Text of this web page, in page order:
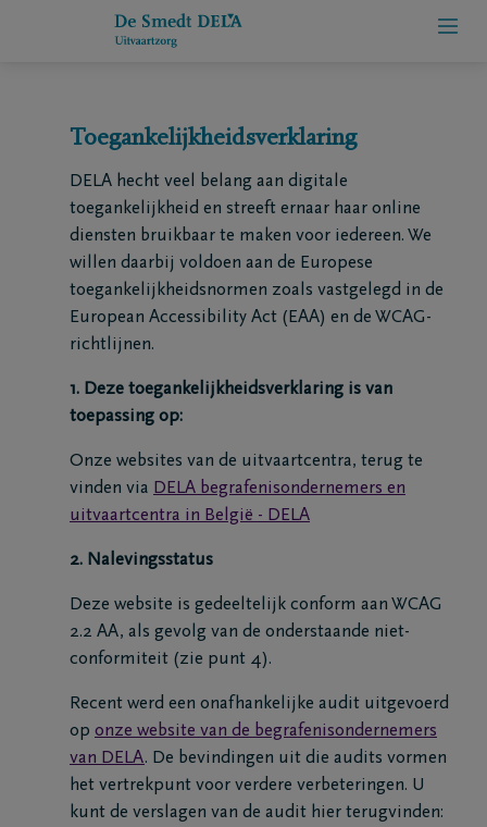
Overslaan en naar inhoud gaan
Home
We
zijn
we
Contact
Overlijdensberichten
Meld een
overlijden
24u/24
+32
231
45
90
Toegankelijkheidsverklaring
DELA hecht veel belang aan digitale
toegankelijkheid en streeft ernaar haar online
diensten bruikbaar te maken voor iedereen. We
willen daarbij voldoen aan de Europese
toegankelijkheidsnormen zoals vastgelegd in de
European Accessibility Act (EAA) en de WCAG-
richtlijnen.
1. Deze toegankelijkheidsverklaring is van
toepassing op:
Onze websites van de uitvaartcentra, terug te
vinden via DELA begrafenisondernemers en
uitvaartcentra in België - DELA
2. Nalevingsstatus
Deze website is gedeeltelijk conform aan WCAG
2.2 AA, als gevolg van de onderstaande niet-
conformiteit (zie punt 4).
Recent werd een onafhankelijke audit uitgevoerd
op onze website van de begrafenisondernemers
van DELA. De bevindingen uit die audits vormen
het vertrekpunt voor verdere verbeteringen. U
kunt de verslagen van de audit hier terugvinden: